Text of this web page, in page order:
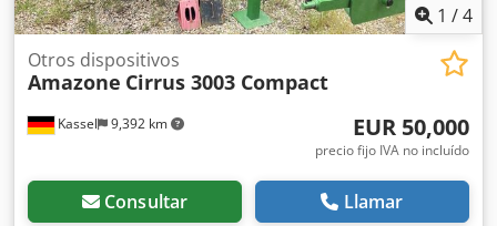
1 /4
Kassel 9,392 km
Otros dispositivos
Amazone Cirrus 3003 Compact
EUR 50,000
precio fijo IVA no incluído
Consultar Llamar